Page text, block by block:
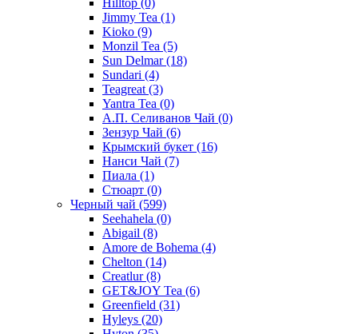
Jimmy Tea (1)
Kioko (9)
Monzil Tea (5)
Sun Delmar(18)
Sundari (4)
Teagreat (3)
Yantra Tea (0)
А.П. Селиванов Чай (0)
Зензур Чай (6)
Крымский букет (16)
Нанси Чай (7)
Пиала (1)
Стюарт (0)
Черный чай (599)
Seehahela (0)
Abigail (8)
Amore de Bohema (4)
Chelton (14)
Creatlur(8)
GET&JOY Tea (6)
Greenfield (31)
Hyleys (20)